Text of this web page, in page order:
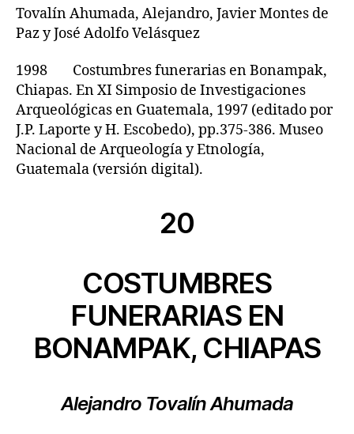
Tovalín Ahumada, Alejandro, Javier Montes de
Paz y José Adolfo Velásquez
1998 Costumbres funerarias en Bonampak,
Chiapas. En XI Simposio de Investigaciones
Arqueológicas en Guatemala, 1997 (editado por
J.P. Laporte y H. Escobedo), pp.375-386. Museo
Nacional de Arqueología y Etnología,
Guatemala (versión digital).
20
COSTUMBRES
FUNERARIAS EN
BONAMPAK, CHIAPAS
Alejandro Tovalín Ahumada